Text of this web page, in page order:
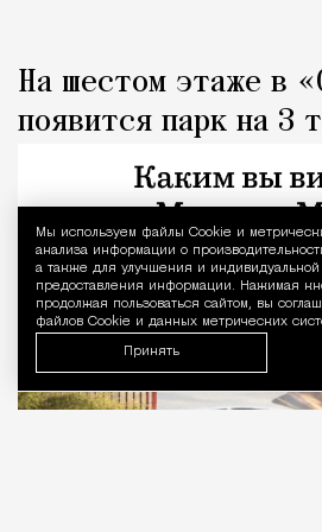
Мы используем файлы Сookie и
анализа информации о
а также для улучшения и индивидуальной
предоставления информации. Нажимая
продолжая пользоваться сайтом, вы
файлов Cookie и данных метрических
Принять
На шестом этаже в
появится парк на 3
«квадратов» с
«грибами»
Город Николай Спиридонов